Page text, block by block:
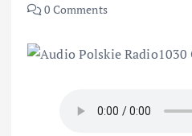
0 Comments